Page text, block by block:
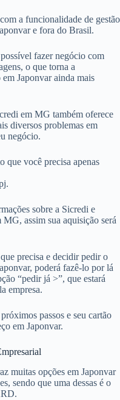
a funcionalidade de gestão
e fora do Brasil.
fazer negócio com
o que torna a
Japonvar ainda mais
em MG também oferece
diversos problemas em
negócio.
que você precisa apenas
sobre a Sicredi e
assim sua aquisição será
precisa e decidir pedir o
poderá fazê-lo por lá
“pedir já >”, que estará
empresa.
passos e seu cartão
em Japonvar.
muitas opções em Japonvar
sendo que uma dessas é o